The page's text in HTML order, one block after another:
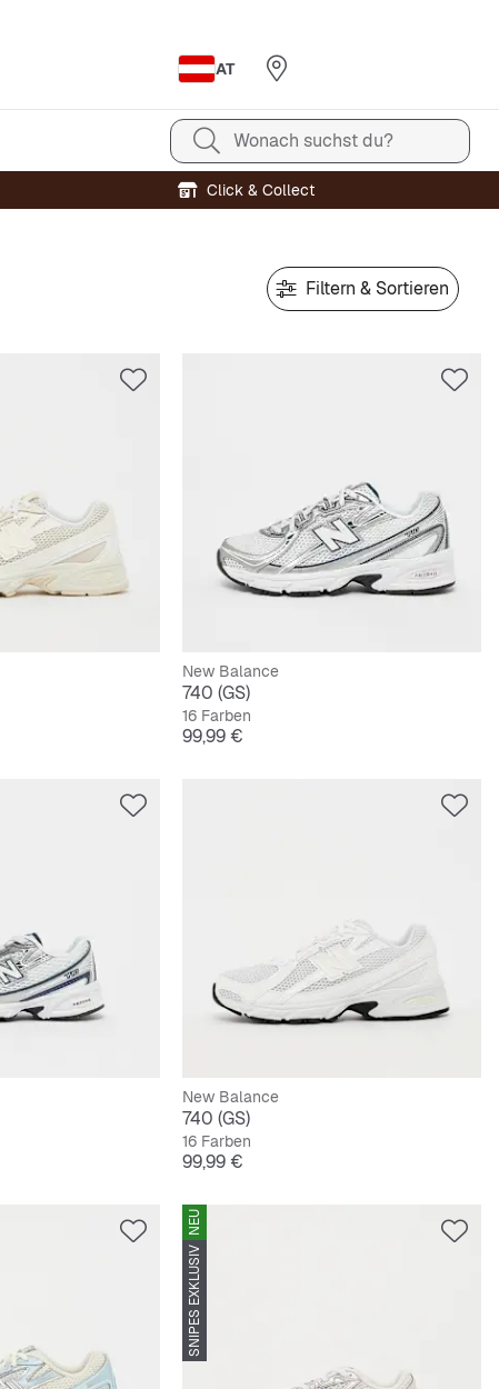
AT
Wonach suchst du?
Click & Collect
Filtern & Sortieren
New Balance
740 (GS)
16 Farben
Preis
99,99 €
New Balance
740 (GS)
16 Farben
Preis
99,99 €
NEU
SNIPES EXKLUSIV